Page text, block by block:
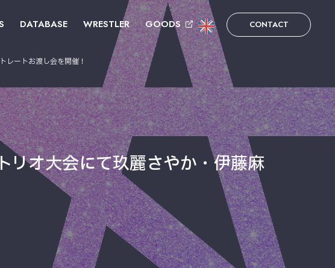
DATABASE WRESTLER GOODS CONTACT
レートお渡し会を開催！
リオ大会にて玖麗さやか・伊藤麻